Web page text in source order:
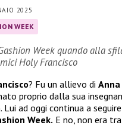
2025
WEEK
Week quando alla
Holy Francisco
? Fu un allievo di
proprio dalla sua
ad oggi continua a
Week. E no, non era